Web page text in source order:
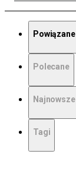
Powiązane
Polecane
Najnowsze
Tagi